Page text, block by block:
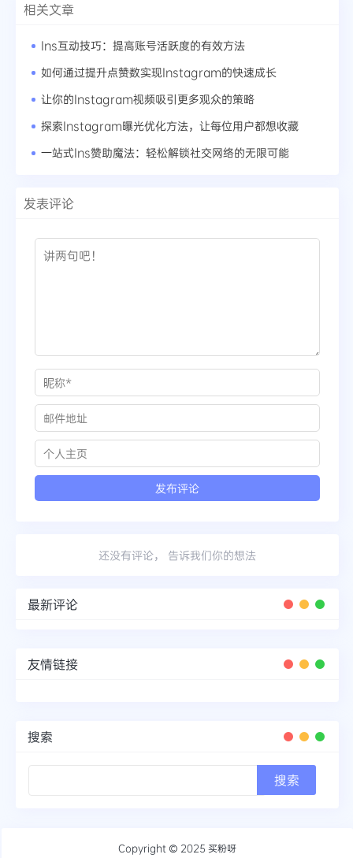
相关文章
Ins互动技巧：提高账号活跃度的有效方法
如何通过提升点赞数实现Instagram的快速成长
让你的Instagram视频吸引更多观众的策略
探索Instagram曝光优化方法，让每位用户都想收藏
一站式Ins赞助魔法：轻松解锁社交网络的无限可能
发表评论
还没有评论， 告诉我们你的想法
最新评论
友情链接
搜索
Copyright © 2025 买粉呀